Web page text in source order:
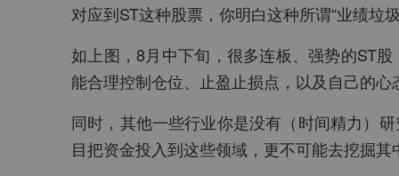
对应到ST这种股票，你明白这种所谓“业绩垃
如上图，8月中下旬，很多连板、强势的ST
能合理控制仓位、止盈止损点，以及自己的心
同时，其他一些行业你是没有（时间精力）
目把资金投入到这些领域，更不可能去挖掘其